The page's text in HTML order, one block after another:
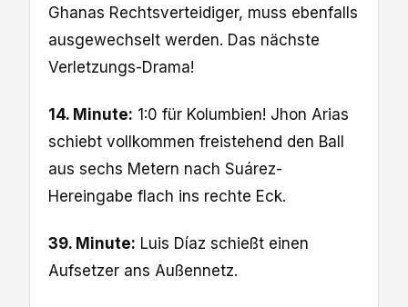
Ghanas Rechtsverteidiger, muss ebenfalls
ausgewechselt werden. Das nächste
Verletzungs-Drama!
14. Minute: 1:0 für Kolumbien! Jhon Arias
schiebt vollkommen freistehend den Ball
aus sechs Metern nach Suárez-
Hereingabe flach ins rechte Eck.
39. Minute: Luis Díaz schießt einen
Aufsetzer ans Außennetz.